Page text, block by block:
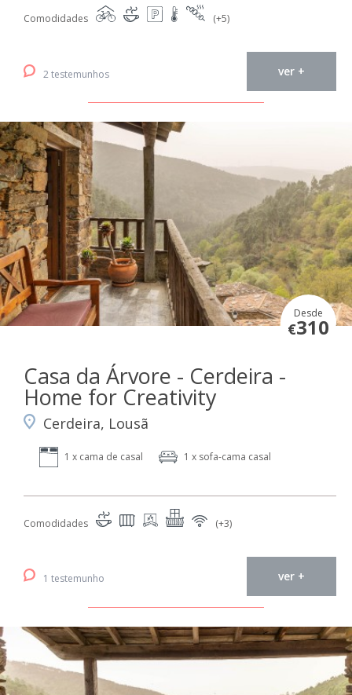
Comodidades (+5)
2 testemunhos ver +
Desde
€310
Casa da Árvore - Cerdeira -
Home for Creativity
Cerdeira, Lousã
1 x cama de casal 1 x sofa-cama casal
Comodidades (+3)
1 testemunho ver +